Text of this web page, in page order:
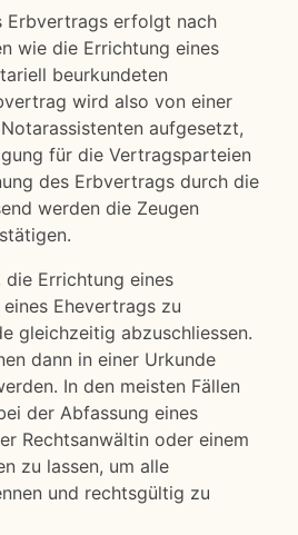
Erbvertrags erfolgt nach
wie die Errichtung eines
beurkundeten
wird also von einer
aufgesetzt,
für die Vertragsparteien
des Erbvertrags durch die
werden die Zeugen
Errichtung eines
Ehevertrags zu
gleichzeitig abzuschliessen.
dann in einer Urkunde
In den meisten Fällen
der Abfassung eines
Rechtsanwältin oder einem
zu lassen, um alle
und rechtsgültig zu